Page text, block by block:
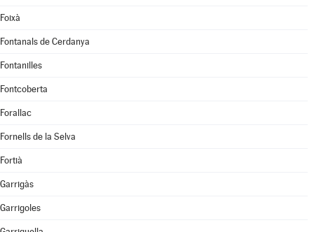
Foixà
Fontanals de Cerdanya
Fontanilles
Fontcoberta
Forallac
Fornells de la Selva
Fortià
Garrigàs
Garrigoles